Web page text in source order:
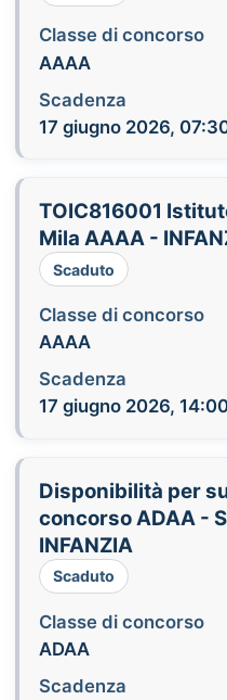
Classe di concorso
AAAA
Scadenza
17 giugno 2026,
TOIC816001
Mila AAAA -
Scaduto
Classe di concorso
AAAA
Scadenza
17 giugno 2026,
Disponibilità per
concorso ADAA -
INFANZIA
Scaduto
Classe di concorso
ADAA
Scadenza